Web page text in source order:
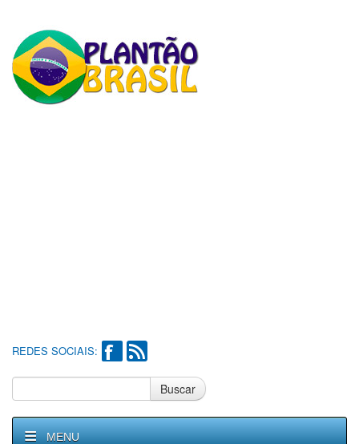
REDES SOCIAIS:
Buscar
MENU